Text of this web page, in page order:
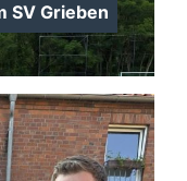
SV Grieben